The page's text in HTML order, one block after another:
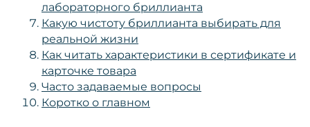
лабораторного бриллианта
Какую чистоту бриллианта выбирать для
реальной жизни
Как читать характеристики в сертификате и
карточке товара
Часто задаваемые вопросы
Коротко о главном